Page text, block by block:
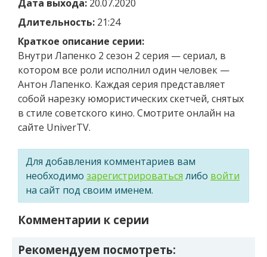
Дата выхода: 20.07.2020
Длительность: 21:24
Краткое описание серии:
Внутри Лапенко 2 сезон 2 серия — сериал, в
котором все роли исполнил один человек —
Антон Лапенко. Каждая серия представляет
собой нарезку юмористических скетчей, снятых
в стиле советского кино. Смотрите онлайн на
сайте UniverTV.
Для добавления комментариев вам
необходимо зарегистрироваться либо войти
на сайт под своим именем.
Комментарии к серии
Рекомендуем посмотреть: